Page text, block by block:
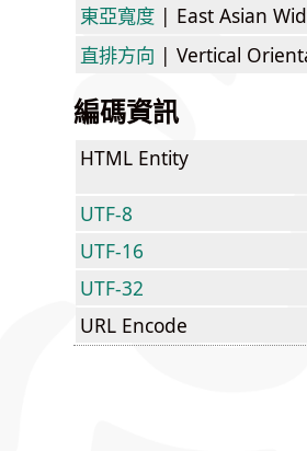
東亞寬度 | East Asian
直排方向 | Vertical
編碼資訊
HTML Entity
UTF-8
UTF-16
UTF-32
URL Encode